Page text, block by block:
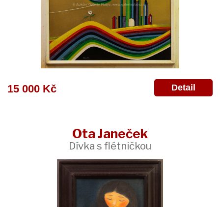
15 000 Kč Detail
Ota Janeček
Dívka s flétničkou